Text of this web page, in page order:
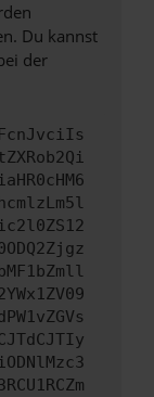
Du kannst
der